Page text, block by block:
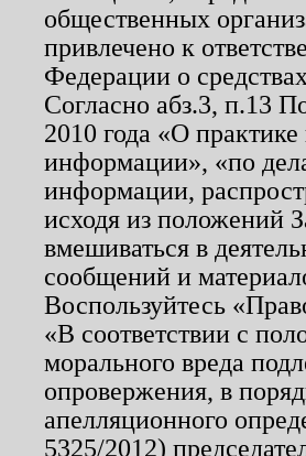
общественных
привлечено к
Федерации о
Согласно абз.3, п.13
2010 года «О
информации», «по
информации,
исходя из положений
вмешиваться в
сообщений и
Воспользуйтесь
«В соответствии с
морального вреда
опровержения, в
апелляционного
5325/2012)